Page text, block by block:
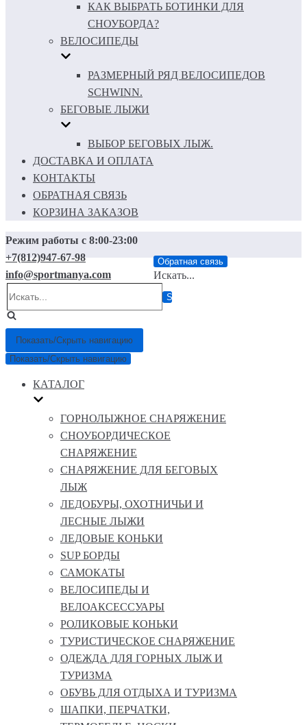
КАК ВЫБРАТЬ БОТИНКИ ДЛЯ
СНОУБОРДА?
ВЕЛОСИПЕДЫ
РАЗМЕРНЫЙ РЯД ВЕЛОСИПЕДОВ
SCHWINN.
БЕГОВЫЕ ЛЫЖИ
ВЫБОР БЕГОВЫХ ЛЫЖ.
ДОСТАВКА И ОПЛАТА
КОНТАКТЫ
ОБРАТНАЯ СВЯЗЬ
КОРЗИНА ЗАКАЗОВ
Режим работы с 8:00-23:00
+7(812)947-67-98
info@sportmanya.com
Обратная связь
Искать...
Показать/Скрыть навигацию
Показать/Скрыть навигацию
КАТАЛОГ
ГОРНОЛЫЖНОЕ СНАРЯЖЕНИЕ
СНОУБОРДИЧЕСКОЕ
СНАРЯЖЕНИЕ
СНАРЯЖЕНИЕ ДЛЯ БЕГОВЫХ
ЛЫЖ
ЛЕДОБУРЫ, ОХОТНИЧЬИ И
ЛЕСНЫЕ ЛЫЖИ
ЛЕДОВЫЕ КОНЬКИ
SUP БОРДЫ
САМОКАТЫ
ВЕЛОСИПЕДЫ И
ВЕЛОАКСЕССУАРЫ
РОЛИКОВЫЕ КОНЬКИ
ТУРИСТИЧЕСКОЕ СНАРЯЖЕНИЕ
ОДЕЖДА ДЛЯ ГОРНЫХ ЛЫЖ И
ТУРИЗМА
ОБУВЬ ДЛЯ ОТДЫХА И ТУРИЗМА
ШАПКИ, ПЕРЧАТКИ,